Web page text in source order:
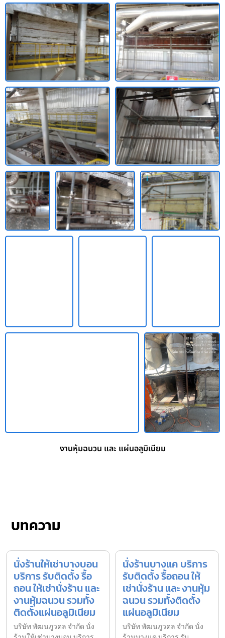
งานหุ้มฉนวน และ แผ่นอลูมิเนียม
บทความ
นั่งร้านให้เช่าบางบอน
บริการ รับติดตั้ง รื้อ
ถอน ให้เช่านั่งร้าน และ
งานหุ้มฉนวน รวมทั้ง
ติดตั้งแผ่นอลูมิเนียม
บริษัท พัฒนภูวดล จำกัด นั่ง
นั่งร้านบางแค บริการ
รับติดตั้ง รื้อถอน ให้
เช่านั่งร้าน และ งานหุ้ม
ฉนวน รวมทั้งติดตั้ง
แผ่นอลูมิเนียม
บริษัท พัฒนภูวดล จำกัด นั่ง